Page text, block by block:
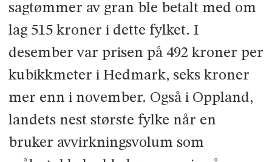
sagtømmer av gran ble betalt med om
lag 515 kroner i dette fylket. I
desember var prisen på 492 kroner per
kubikkmeter i Hedmark, seks kroner
mer enn i november. Også i Oppland,
landets nest største fylke når en
bruker avvirkningsvolum som